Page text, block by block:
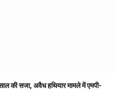
की सजा, अवैध हथियार मामले में एमपी-